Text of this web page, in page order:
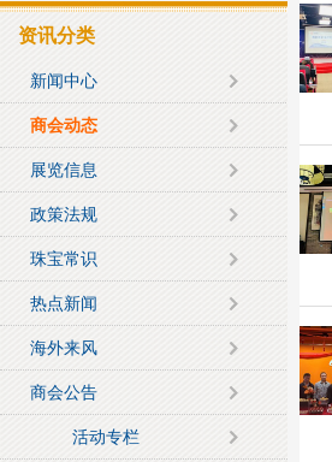
资讯分类
新闻中心
商会动态
展览信息
政策法规
珠宝常识
热点新闻
海外来风
商会公告
活动专栏